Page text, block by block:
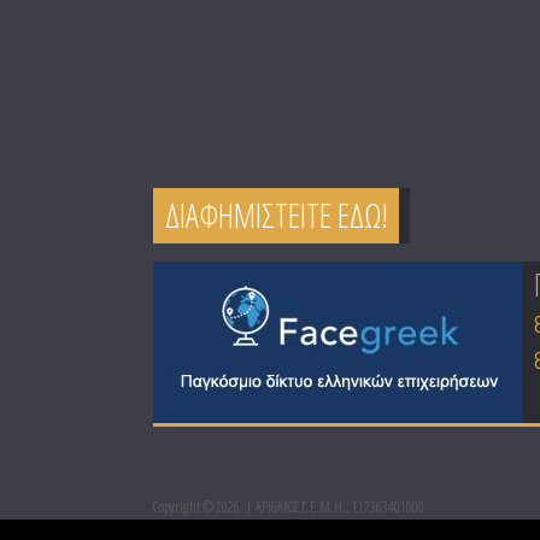
ΔΙΑΦΗΜΙΣΤΕΙΤΕ ΕΔΩ!
Copyright © 2026 ΑΡΙΘΜΟΣ Γ.Ε.Μ.Η.: 117363401000